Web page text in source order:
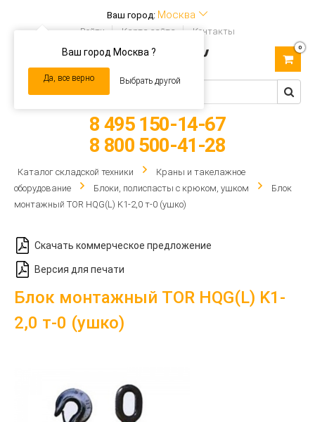
Ваш город: Москва
Ваш город Москва ?
Да, все верно Выбрать другой
Войти Карта сайта Контакты
navigation
0
8 495 150-14-67
8 800 500-41-28
Каталог складской техники
Краны и такелажное
оборудование
Блоки, полиспасты с крюком, ушком
Блок
монтажный TOR HQG(L) K1-2,0 т-0 (ушко)
Скачать коммерческое предложение
Версия для печати
Блок монтажный TOR HQG(L) K1-
2,0 т-0 (ушко)